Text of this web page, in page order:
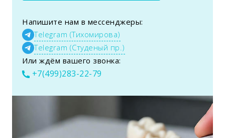
Напишите нам в мессенджеры:
Telegram (Тихомирова)
Telegram (Студеный пр.)
Или ждём вашего звонка:
+7(499)283-22-79